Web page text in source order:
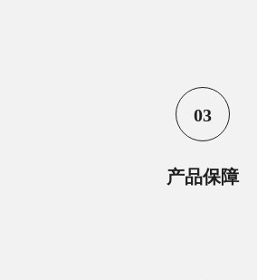
03
产品保障